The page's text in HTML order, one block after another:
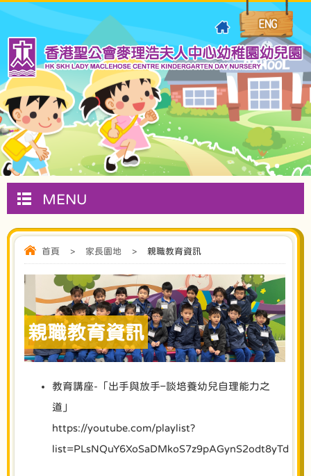
MENU
首頁 > 家長園地 > 親職教育資訊
親職教育資訊
教育講座-「出手與放手–談培養幼兒自理能力之
道」
https://youtube.com/playlist?
list=PLsNQuY6XoSaDMkoS7z9pAGynS2odt8yTd